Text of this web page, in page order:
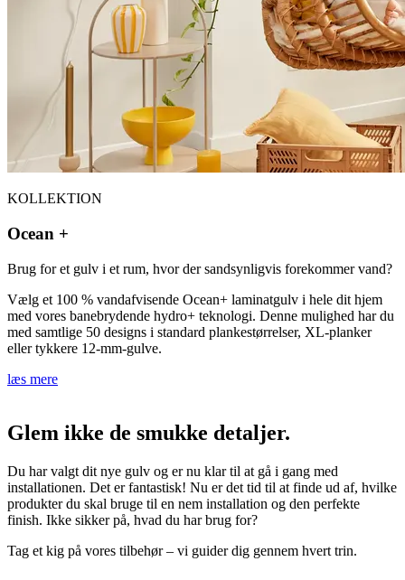
KOLLEKTION
Ocean +
Brug for et gulv i et rum, hvor der sandsynligvis forekommer vand?
Vælg et 100 % vandafvisende Ocean+ laminatgulv i hele dit hjem
med vores banebrydende hydro+ teknologi. Denne mulighed har du
med samtlige 50 designs i standard plankestørrelser, XL-planker
eller tykkere 12-mm-gulve.
læs mere
Glem ikke de smukke detaljer.
Du har valgt dit nye gulv og er nu klar til at gå i gang med
installationen. Det er fantastisk! Nu er det tid til at finde ud af, hvilke
produkter du skal bruge til en nem installation og den perfekte
finish. Ikke sikker på, hvad du har brug for?
Tag et kig på vores tilbehør – vi guider dig gennem hvert trin.